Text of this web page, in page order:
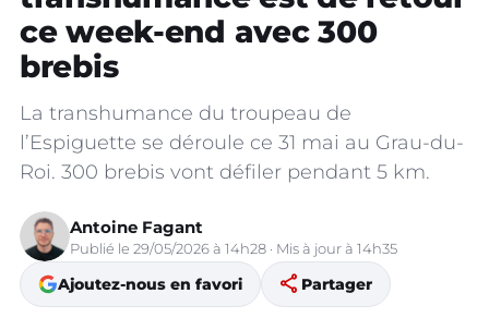
ce week-end avec 300
brebis
La transhumance du troupeau de
l’Espiguette se déroule ce 31 mai au Grau-du-
Roi. 300 brebis vont défiler pendant 5 km.
Antoine Fagant
Publié le 29/05/2026 à 14h28 · Mis à jour à 14h35
Ajoutez-nous en favori share Partager